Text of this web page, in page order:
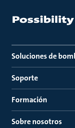
Soluciones de
Soporte
Formación
Sobre nosotros